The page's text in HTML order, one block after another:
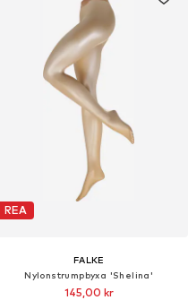
REA
FALKE
Nylonstrumpbyxa 'Shelina'
145,00 kr